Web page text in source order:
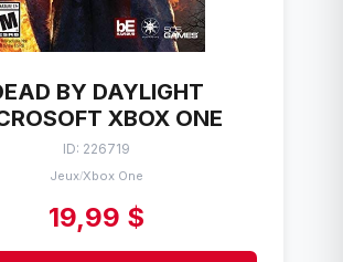
BY DAYLIGHT
XBOX ONE
ID: 226719
Jeux/Xbox One
19,99 $